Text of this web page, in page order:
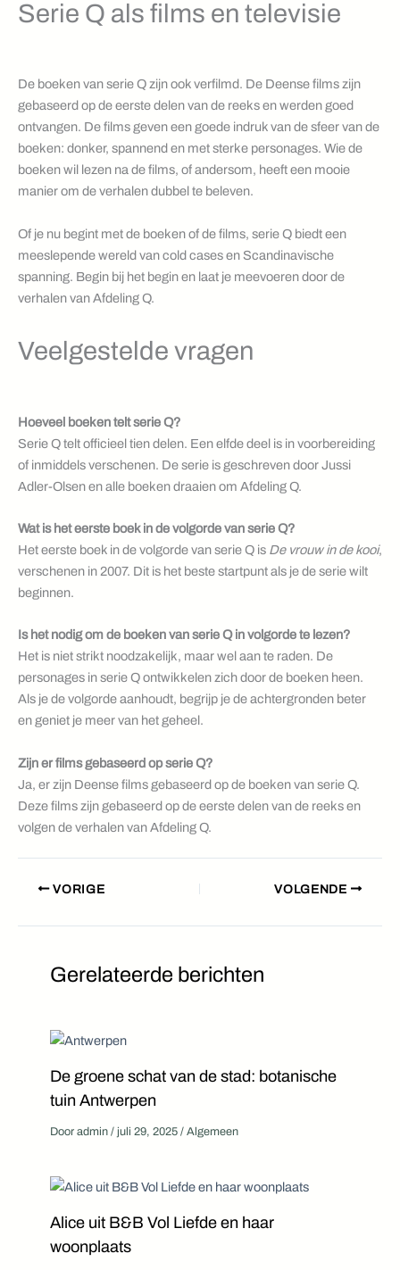
Serie Q als films en televisie
De boeken van serie Q zijn ook verfilmd. De Deense films zijn
gebaseerd op de eerste delen van de reeks en werden goed
ontvangen. De films geven een goede indruk van de sfeer van de
boeken: donker, spannend en met sterke personages. Wie de
boeken wil lezen na de films, of andersom, heeft een mooie
manier om de verhalen dubbel te beleven.
Of je nu begint met de boeken of de films, serie Q biedt een
meeslepende wereld van cold cases en Scandinavische
spanning. Begin bij het begin en laat je meevoeren door de
verhalen van Afdeling Q.
Veelgestelde vragen
Hoeveel boeken telt serie Q?
Serie Q telt officieel tien delen. Een elfde deel is in voorbereiding
of inmiddels verschenen. De serie is geschreven door Jussi
Adler-Olsen en alle boeken draaien om Afdeling Q.
Wat is het eerste boek in de volgorde van serie Q?
Het eerste boek in de volgorde van serie Q is De vrouw in de kooi,
verschenen in 2007. Dit is het beste startpunt als je de serie wilt
beginnen.
Is het nodig om de boeken van serie Q in volgorde te lezen?
Het is niet strikt noodzakelijk, maar wel aan te raden. De
personages in serie Q ontwikkelen zich door de boeken heen.
Als je de volgorde aanhoudt, begrijp je de achtergronden beter
en geniet je meer van het geheel.
Zijn er films gebaseerd op serie Q?
Ja, er zijn Deense films gebaseerd op de boeken van serie Q.
Deze films zijn gebaseerd op de eerste delen van de reeks en
volgen de verhalen van Afdeling Q.
VORIGE VOLGENDE
Gerelateerde berichten
De groene schat van de stad: botanische
tuin Antwerpen
Door admin/ juli 29, 2025/Algemeen
Alice uit B&B Vol Liefde en haar
woonplaats